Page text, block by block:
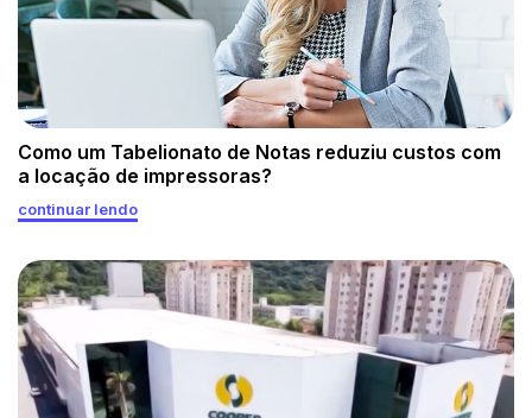
Como um Tabelionato de Notas reduziu custos com
a locação de impressoras?
continuar lendo